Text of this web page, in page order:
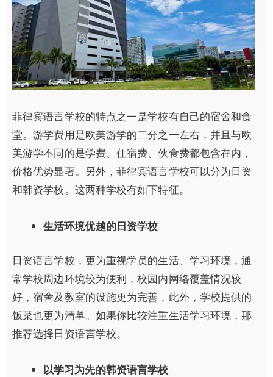
菲律宾语言学校的特点之一是学校有自己的宿舍和食
堂。游学费用是欧美游学的二分之一左右，并且与欧
美游学不同的是学费、住宿费、伙食费都包含在内，
价格优势显著。另外，菲律宾语言学校可以分为日资
和韩资学校。这两种学校有如下特征。
生活环境优越的日资学校
日资语言学校，更为重视学员的生活、学习环境，通
常学校周边环境较为便利，校园内网络覆盖情况较
好，宿舍及教室的设施更为完善，此外，学校提供的
饭菜也更为清单。如果你比较注重生活学习环境，那
推荐选择日资语言学校。
以学习为先的韩资语言学校